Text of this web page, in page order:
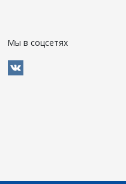
Мы в соцсетях